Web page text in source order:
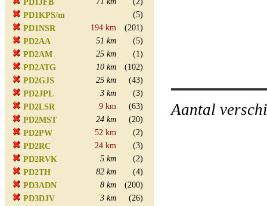
PD1JFB
PD1KPS/m
(5)
PD1NSR
194 km
(201)
PD2AA
51 km
(5)
PD2AM
25 km
(1)
PD2ATG
10 km
(102)
PD2GJS
25 km
(43)
PD2JPL
3 km
(3)
PD2LSR
9 km
(63)
PD2MST
24 km
(20)
PD2PW
52 km
(2)
PD2RC
24 km
(3)
PD2RVK
5 km
(2)
PD2TH
82 km
(4)
PD3ADN
8 km
(200)
PD3DJV
3 km
(26)
Aantal